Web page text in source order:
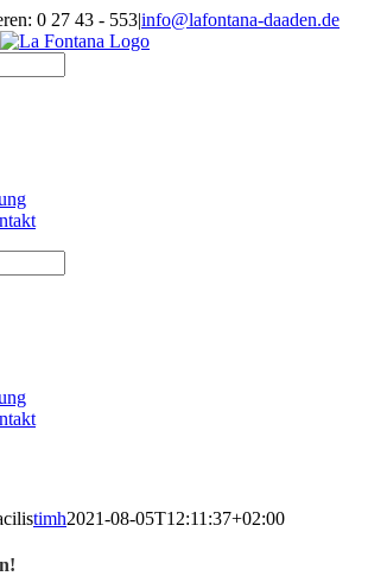
0 27 43 - 553|info@lafontana-daaden.de
timh2021-08-05T12:11:37+02:00